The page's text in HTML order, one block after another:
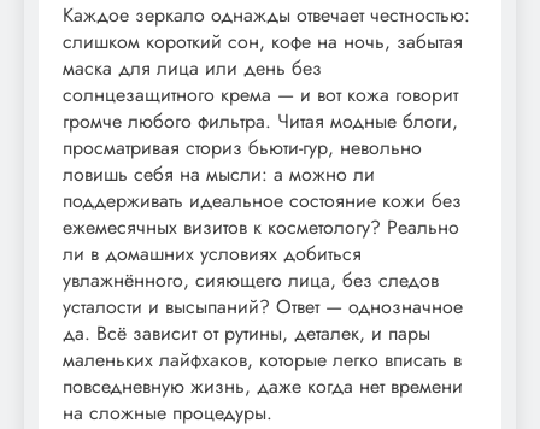
Каждое зеркало однажды отвечает честностью:
слишком короткий сон, кофе на ночь, забытая
маска для лица или день без
солнцезащитного крема — и вот кожа говорит
громче любого фильтра. Читая модные блоги,
просматривая сториз бьюти-гур, невольно
ловишь себя на мысли: а можно ли
поддерживать идеальное состояние кожи без
ежемесячных визитов к косметологу? Реально
ли в домашних условиях добиться
увлажнённого, сияющего лица, без следов
усталости и высыпаний? Ответ — однозначное
да. Всё зависит от рутины, деталек, и пары
маленьких лайфхаков, которые легко вписать в
повседневную жизнь, даже когда нет времени
на сложные процедуры.